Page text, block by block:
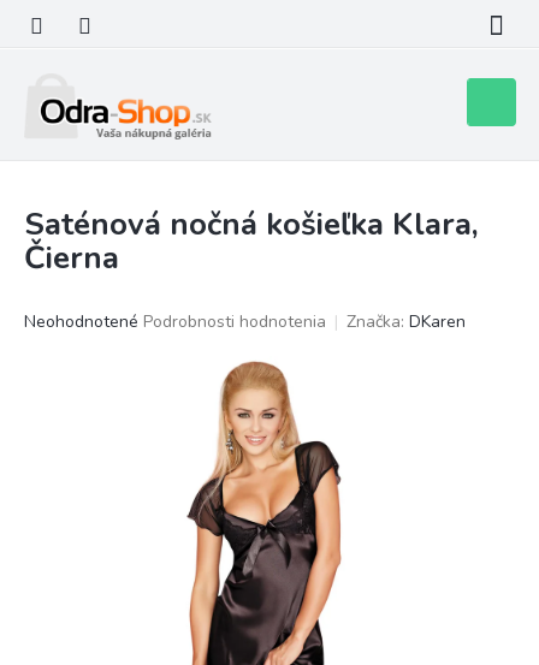
obsah
košík
Saténová nočná košieľka Klara,
Čierna
Priemerné
Neohodnotené Podrobnosti hodnotenia Značka: DKaren